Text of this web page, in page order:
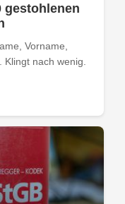
gestohlenen
Vorname,
nach wenig.